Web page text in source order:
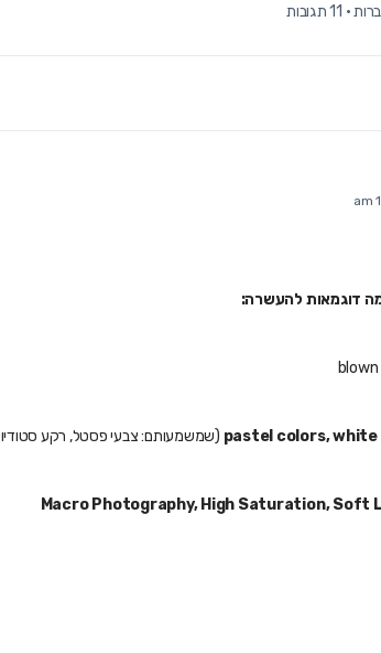
· 11 תגובות
דוגמאות להעשרה:
pastel colors, (שמשמעותם: צבעי פסטל, רקע סטודיו
Macro Photography, High Saturation, Soft